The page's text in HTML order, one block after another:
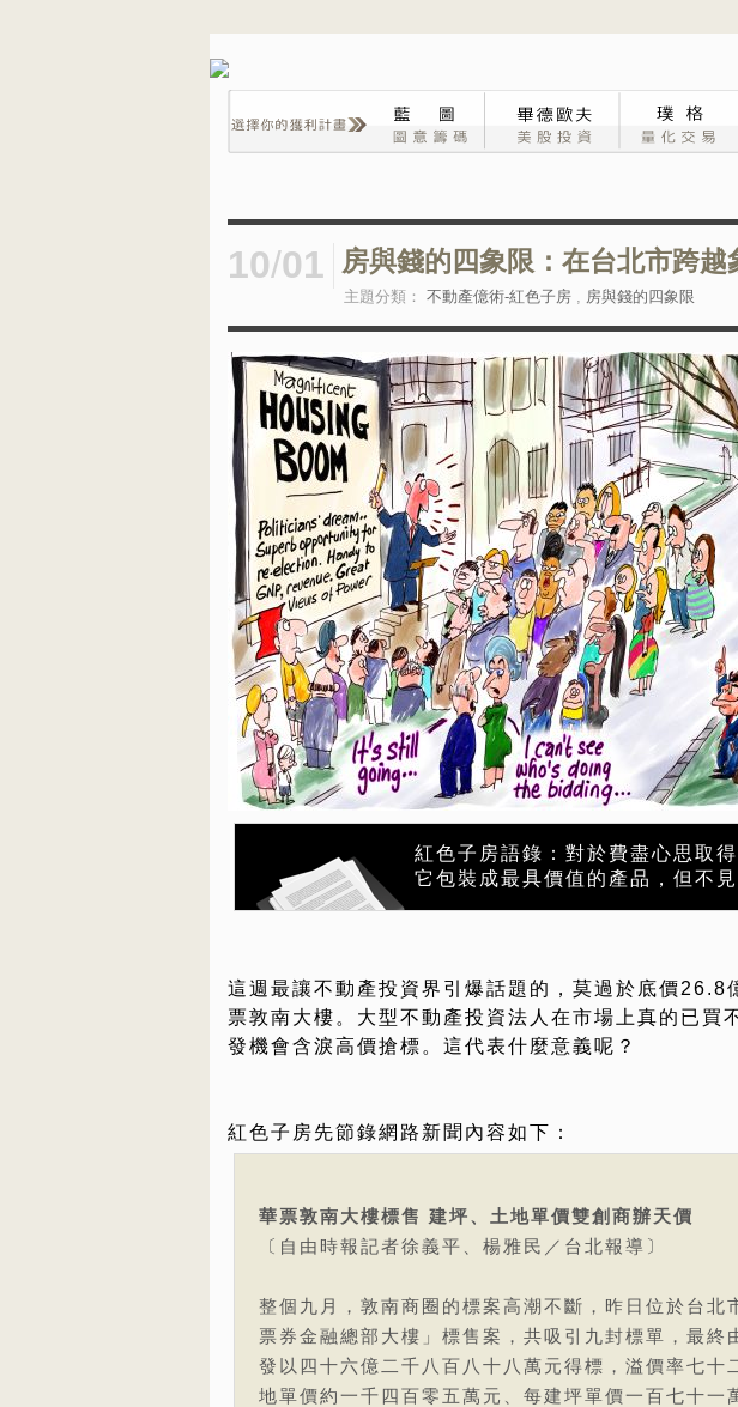
10/01 房與錢的四象限：在台北市跨越
主題分類： 不動產億術-紅色子房, 房與錢的四象限
紅色子房語錄：對於費盡心思取
它包裝成最具價值的產品，但不
這週最讓不動產投資界引爆話題的，莫過於底價26.8
票敦南大樓。大型不動產投資法人在市場上真的已買
發機會含淚高價搶標。這代表什麼意義呢？
紅色子房先節錄網路新聞內容如下：
華票敦南大樓標售 建坪、土地單價雙創商辦天價
〔自由時報記者徐義平、楊雅民／台北報導〕
整個九月，敦南商圈的標案高潮不斷，昨日位於台北
票券金融總部大樓」標售案，共吸引九封標單，最終
發以四十六億二千八百八十八萬元得標，溢價率七十
地單價約一千四百零五萬元、每建坪單價一百七十一